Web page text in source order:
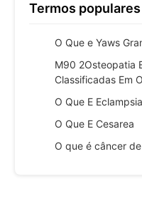
Termos populares
O Que e Yaws
M90 2Osteopatia
Classificadas Em
O Que E
O Que E Cesarea
O que é câncer